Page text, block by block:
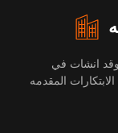
انشات في